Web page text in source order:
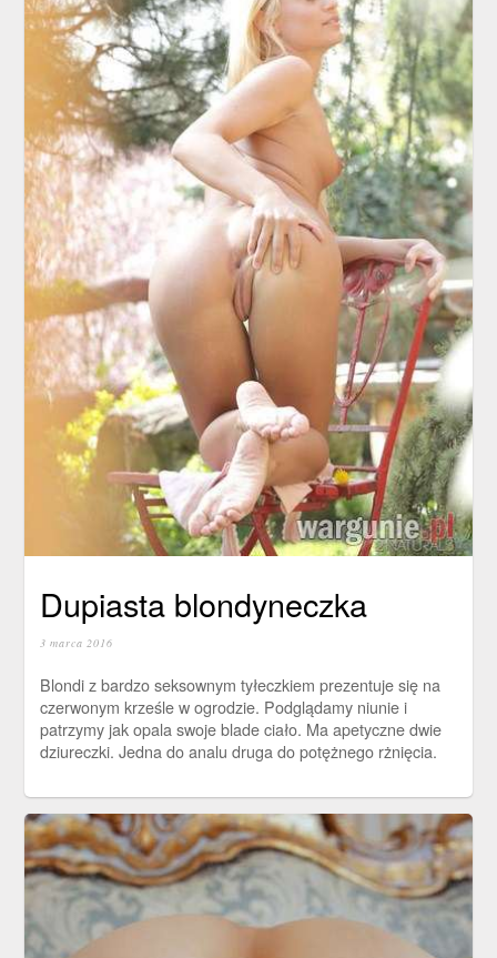
Dupiasta blondyneczka
3 marca 2016
Blondi z bardzo seksownym tyłeczkiem prezentuje się na
czerwonym krześle w ogrodzie. Podglądamy niunie i
patrzymy jak opala swoje blade ciało. Ma apetyczne dwie
dziureczki. Jedna do analu druga do potężnego rżnięcia.